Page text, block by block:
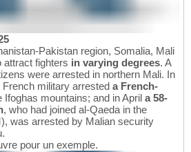
Pakistan region, Somalia, Mali
attract fighters in varying degrees. A
were arrested in northern Mali. In
military arrested a French-
Ifoghas mountains; and in April a 58-
, who had joined al-Qaeda in the
was arrested by Malian security
pour un exemple.